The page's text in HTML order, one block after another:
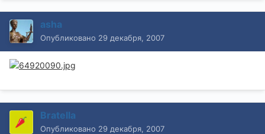
asha
Опубликовано 29 декабря, 2007
Bratella
Опубликовано 29 декабря, 2007